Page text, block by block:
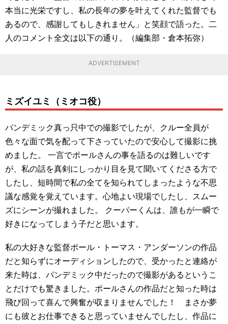
本当に光栄ですし、私の長年の夢を叶えてくれた監督でも
あるので、感謝してもしきれません」と笑顔で語った。二
人のコメント全文は以下の通り。（編集部・倉本拓弥）
ADVERTISEMENT
ミズイユミ（ミオコ役）
パンデミック真っ只中での撮影でしたが、クルー全員が
色々な面で気を配って下さっていたので安心して撮影に挑
めました。 一言でポールさんの事を語るのは難しいです
が、私の話を真剣にしっかり目を見て聞いてくださる方で
したし、短時間で私の全てを知られてしまったような不思
議な感覚を覚えています。心地よい現場でしたし、スムー
ズにシーンが撮れました。 クーパーくんは、誰もが一瞬で
好きになってしまう子だと思います。
私の大好きな監督ポール・トーマス・アンダーソンの作品
だと知らずにオーディションしたので、受かったと連絡が
来た時は、パンデミック中だったので撮影があるというこ
とだけでも驚きました。ポールさんの作品だと知った時は
飛び回って喜んで興奮が収まりませんでした！ まさか夢
にも彼とお仕事できると思っていませんでしたし、作品に